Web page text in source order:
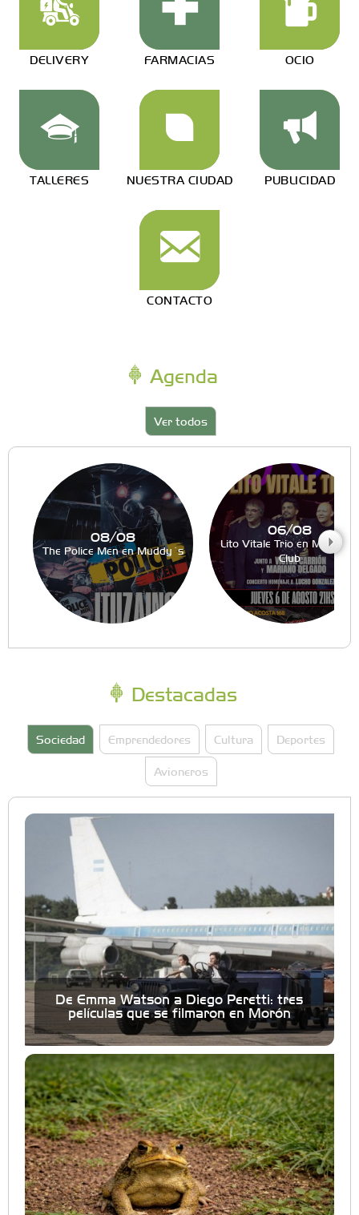
DELIVERY FARMACIAS OCIO
TALLERES NUESTRA CIUDAD PUBLICIDAD
CONTACTO
Agenda
Ver todos
08/08
The Police Men en Muddy´s
06/08
Lito Vitale Trio en Muddy´s
Club
Destacadas
Sociedad Emprendedores Cultura Deportes
Avioneros
De Emma Watson a Diego Peretti: tres
películas que se filmaron en Morón